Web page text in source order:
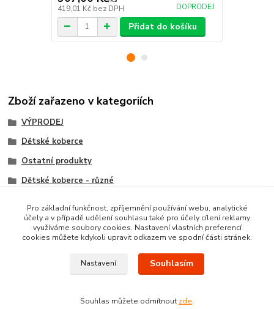
419,01 Kč bez DPH DOPRODEJ
Přidat do košíku
Zboží zařazeno v kategoriích
VÝPRODEJ
Dětské koberce
Ostatní produkty
Dětské koberce - různé
Totální Výprodej
Pro základní funkčnost, zpříjemnění používání webu, analytické
účely a v případě udělení souhlasu také pro účely cílení reklamy
využíváme soubory cookies. Nastavení vlastních preferencí
cookies můžete kdykoli upravit odkazem ve spodní části stránek.
Nastavení Souhlasím
Souhlas můžete odmítnout zde.